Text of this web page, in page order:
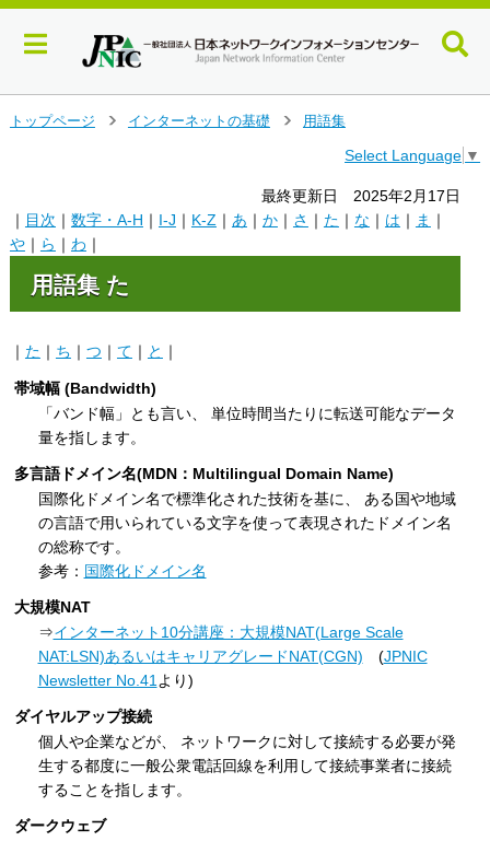
ン
ジ
トップページ
インターネットの基礎
用語集
Select Language ▼
最終更新日 2025年2月17日
｜ 目次 ｜ 数字・A-H ｜ I-J ｜ K-Z ｜ あ ｜ か｜ さ ｜ た ｜ な ｜ は ｜ ま ｜
や｜ ら ｜ わ ｜
用語集 た
｜ た ｜ ち ｜ つ ｜ て ｜ と ｜
帯域幅 (Bandwidth)
「バンド幅」とも言い、 単位時間当たりに転送可能なデータ
量を指します。
多言語ドメイン名(MDN：Multilingual Domain Name)
国際化ドメイン名で標準化された技術を基に、 ある国や地域
の言語で用いられている文字を使って表現されたドメイン名
の総称です。
参考： 国際化ドメイン名
大規模NAT
⇒インターネット10分講座：大規模NAT(Large Scale
NAT:LSN)あるいはキャリアグレードNAT(CGN) (JPNIC
Newsletter No.41 より)
ダイヤルアップ接続
個人や企業などが、 ネットワークに対して接続する必要が発
生する都度に一般公衆電話回線を利用して接続事業者に接続
することを指します。
ダークウェブ